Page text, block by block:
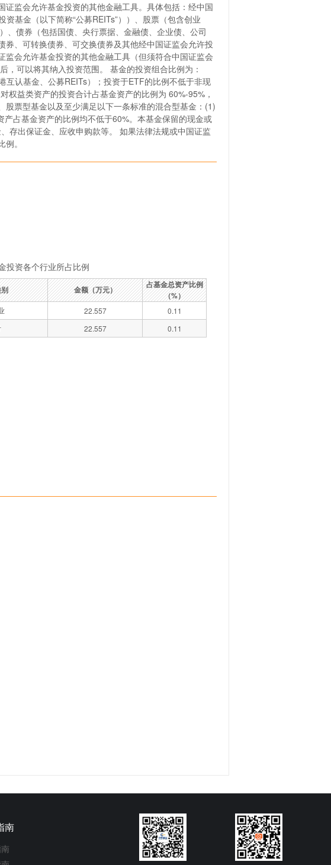
监会允许基金投资的其他金融工具。具体包括：经中国
基金（以下简称“公募REITs”））、股票（包含创业
、债券（包括国债、央行票据、金融债、企业债、公司
、可转换债券、可交换债券及其他经中国证监会允许投
会允许基金投资的其他金融工具（但须符合中国证监会
可以将其纳入投资范围。 基金的投资组合比例为：
认基金、公募REITs）；投资于ETF的比例不低于非现
益类资产的投资合计占基金资产的比例为 60%-95%，
票型基金以及至少满足以下一条标准的混合型基金：(1)
占基金资产的比例均不低于60%。本基金保留的现金或
存出保证金、应收申购款等。 如果法律法规或中国证监
。
投资各个行业所占比例
金额（万元）
占基金总资产比例
（%）
22.557
0.11
22.557 0.11
南